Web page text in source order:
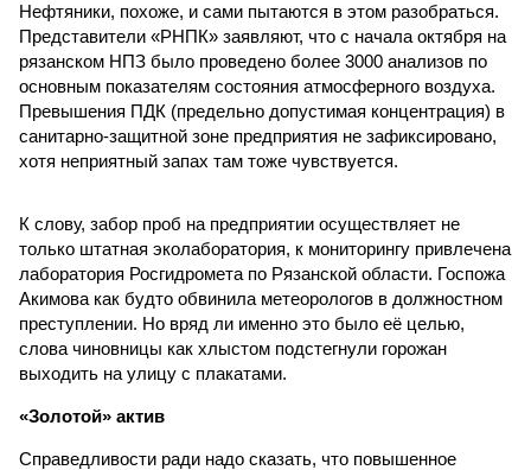
Нефтяники, похоже, и сами пытаются в этом разобраться.
Представители «РНПК» заявляют, что с начала октября на
рязанском НПЗ было проведено более 3000 анализов по
основным показателям состояния атмосферного воздуха.
Превышения ПДК (предельно допустимая концентрация) в
санитарно-защитной зоне предприятия не зафиксировано,
хотя неприятный запах там тоже чувствуется.
К слову, забор проб на предприятии осуществляет не
только штатная эколаборатория, к мониторингу привлечена
лаборатория Росгидромета по Рязанской области. Госпожа
Акимова как будто обвинила метеорологов в должностном
преступлении. Но вряд ли именно это было её целью,
слова чиновницы как хлыстом подстегнули горожан
выходить на улицу с плакатами.
«Золотой» актив
Справедливости ради надо сказать, что повышенное